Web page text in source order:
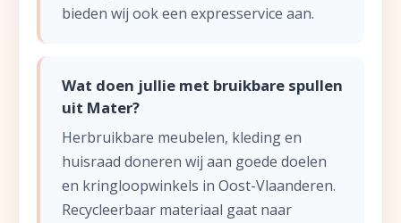
bieden wij ook een expresservice aan.
Wat doen jullie met bruikbare spullen
uit Mater?
Herbruikbare meubelen, kleding en
huisraad doneren wij aan goede doelen
en kringloopwinkels in Oost-Vlaanderen.
Recycleerbaar materiaal gaat naar